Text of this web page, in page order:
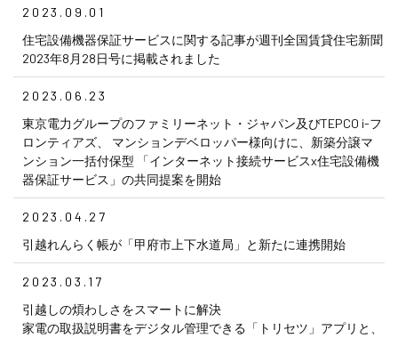
2023.09.01
住宅設備機器保証サービスに関する記事が週刊全国賃貸住宅新聞
2023年8月28日号に掲載されました
2023.06.23
東京電力グループのファミリーネット・ジャパン及びTEPCO i-フ
ロンティアズ、 マンションデベロッパー様向けに、新築分譲マ
ンション一括付保型 「インターネット接続サービスx住宅設備機
器保証サービス」の共同提案を開始
2023.04.27
引越れんらく帳が「甲府市上下水道局」と新たに連携開始
2023.03.17
引越しの煩わしさをスマートに解決
家電の取扱説明書をデジタル管理できる「トリセツ」アプリと、